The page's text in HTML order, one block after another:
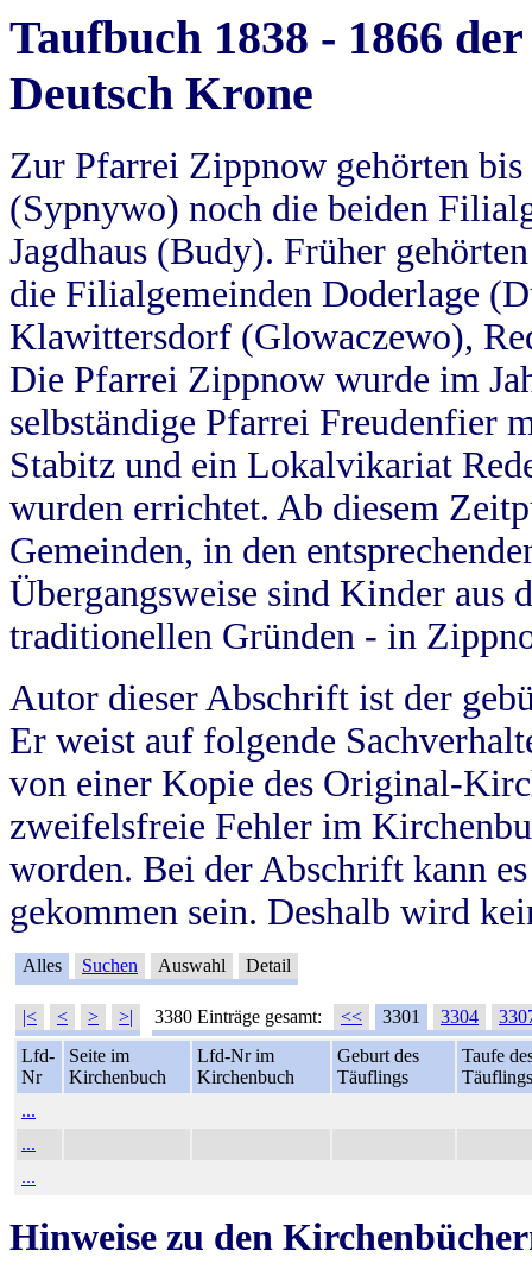
Taufbuch 1838 - 1866
Deutsch Krone
Zur Pfarrei Zippnow gehörten
(Sypnywo) noch die beiden
Jagdhaus (Budy). Früher
die Filialgemeinden Doderlage
Klawittersdorf (Glowaczewo),
Die Pfarrei Zippnow wurde im
selbständige Pfarrei Freudenfier
Stabitz und ein Lokalvikariat
wurden errichtet. Ab diesem
Gemeinden, in den
Übergangsweise sind Kinder aus
traditionellen Gründen - in
Autor dieser Abschrift ist der
Er weist auf folgende
von einer Kopie des Original-
zweifelsfreie Fehler im
worden. Bei der Abschrift kann
gekommen sein. Deshalb wird
Alles Suchen Auswahl Detail
|< < > >| 3380 Einträge gesamt: << 3301 3304
Lfd-
Nr
Seite im
Kirchenbuch
Lfd-Nr im
Kirchenbuch
Geburt des
Täuflings
Taufe
Täuflings
...
...
...
Hinweise zu den